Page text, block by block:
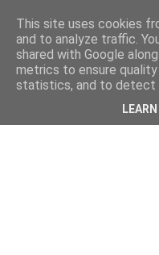
This site uses cookies
and to analyze traffic.
shared with Google
metrics to ensure
statistics, and to detect